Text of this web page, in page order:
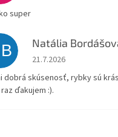
super
Natália
Hodnotenie obchodu je
21.7.2026
dobrá skúsenosť, rybky sú
ďakujem :).